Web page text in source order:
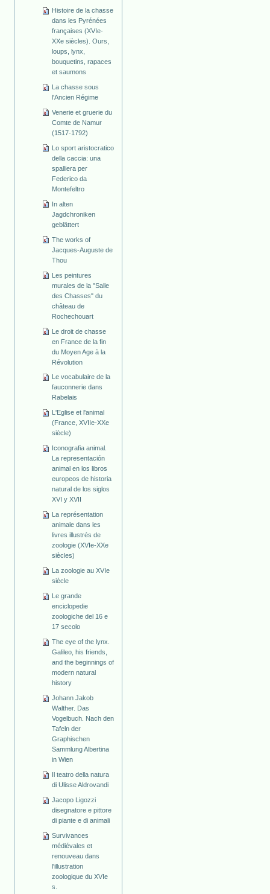
Histoire de la chasse
dans les Pyrénées
françaises (XVIe-
XXe siècles). Ours,
loups, lynx,
bouquetins, rapaces
et saumons
La chasse sous
l'Ancien Régime
Venerie et gruerie du
Comte de Namur
(1517-1792)
Lo sport aristocratico
della caccia: una
spalliera per
Federico da
Montefeltro
In alten
Jagdchroniken
geblättert
The works of
Jacques-Auguste de
Thou
Les peintures
murales de la "Salle
des Chasses" du
château de
Rochechouart
Le droit de chasse
en France de la fin
du Moyen Age à la
Révolution
Le vocabulaire de la
fauconnerie dans
Rabelais
L'Eglise et l'animal
(France, XVIIe-XXe
siècle)
Iconografia animal.
La representación
animal en los libros
europeos de historia
natural de los siglos
XVI y XVII
La représentation
animale dans les
livres illustrés de
zoologie (XVIe-XXe
siècles)
La zoologie au XVIe
siècle
Le grande
enciclopedie
zoologiche del 16 e
17 secolo
The eye of the lynx.
Galileo, his friends,
and the beginnings of
modern natural
history
Johann Jakob
Walther. Das
Vogelbuch. Nach den
Tafeln der
Graphischen
Sammlung Albertina
in Wien
Il teatro della natura
di Ulisse Aldrovandi
Jacopo Ligozzi
disegnatore e pittore
di piante e di animali
Survivances
médiévales et
renouveau dans
l'illustration
zoologique du XVIe
s.